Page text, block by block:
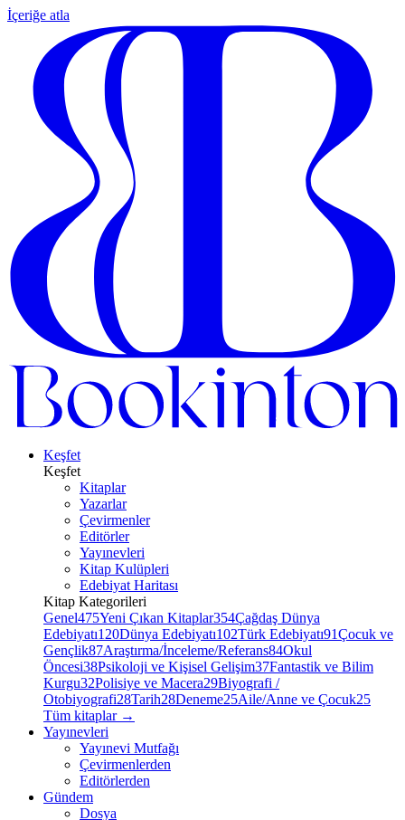
İçeriğe atla
Keşfet
Keşfet
Kitaplar
Yazarlar
Çevirmenler
Editörler
Yayınevleri
Kitap Kulüpleri
Edebiyat Haritası
Kitap Kategorileri
Genel475Yeni Çıkan Kitaplar354Çağdaş Dünya
Edebiyatı120Dünya Edebiyatı102Türk Edebiyatı91Çocuk ve
Gençlik87Araştırma/İnceleme/Referans84Okul
Öncesi38Psikoloji ve Kişisel Gelişim37Fantastik ve Bilim
Kurgu32Polisiye ve Macera29Biyografi /
Otobiyografi28Tarih28Deneme25Aile/Anne ve Çocuk25
Tüm kitaplar →
Yayınevleri
Yayınevi Mutfağı
Çevirmenlerden
Editörlerden
Gündem
Dosya